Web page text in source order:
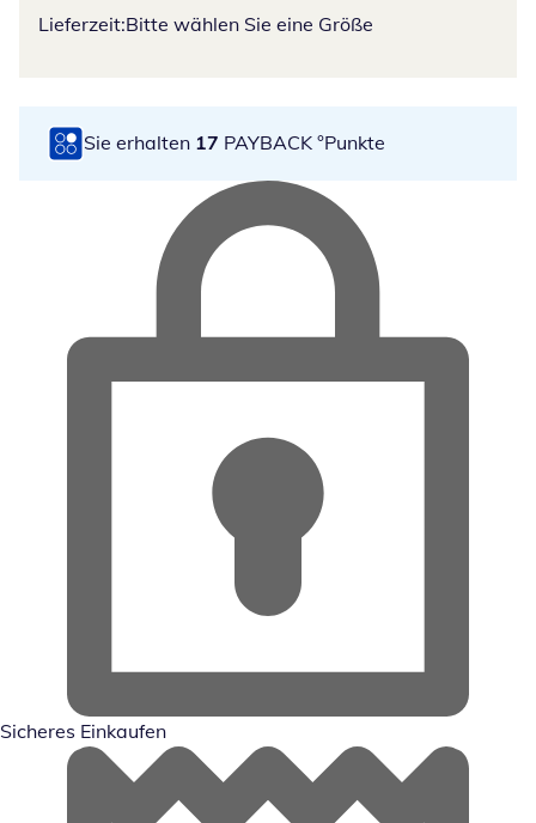
Lieferzeit:Bitte wählen Sie eine Größe
Sie erhalten 17 PAYBACK °Punkte
Sicheres Einkaufen